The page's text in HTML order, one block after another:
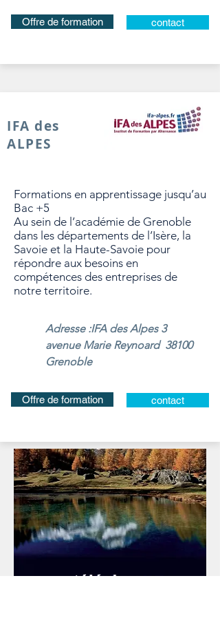
Offre de formation contact
IFA des
ALPES
Formations en apprentissage jusqu’au
Bac +5
Au sein de l’académie de Grenoble
dans les départements de l’Isère, la
Savoie et la Haute-Savoie pour
répondre aux besoins en
compétences des entreprises de
notre territoire.
Adresse :IFA des Alpes 3
avenue Marie Reynoard 38100
Grenoble
Offre de formation contact